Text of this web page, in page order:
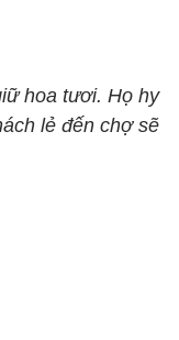
hoa tươi. Họ hy
lẻ đến chợ sẽ